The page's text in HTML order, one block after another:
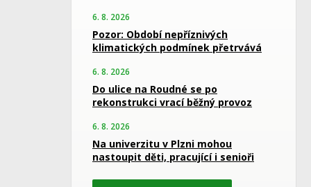
6. 8. 2026
Pozor: Období nepříznivých
klimatických podmínek přetrvává
6. 8. 2026
Do ulice na Roudné se po
rekonstrukci vrací běžný provoz
6. 8. 2026
Na univerzitu v Plzni mohou
nastoupit děti, pracující i senioři